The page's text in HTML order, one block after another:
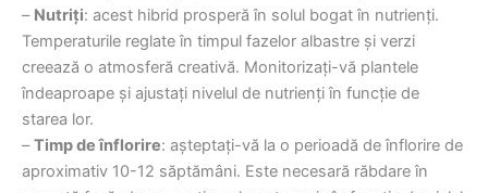
– Nutriți: acest hibrid prosperă în solul bogat în nutrienți.
Temperaturile reglate în timpul fazelor albastre și verzi
creează o atmosferă creativă. Monitorizați-vă plantele
îndeaproape și ajustați nivelul de nutrienți în funcție de
starea lor.
–Timp de înflorire: așteptați-vă la o perioadă de înflorire de
aproximativ 10-12 săptămâni. Este necesară răbdare în